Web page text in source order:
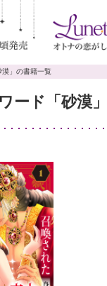
漠」の書籍一覧
ード「砂漠